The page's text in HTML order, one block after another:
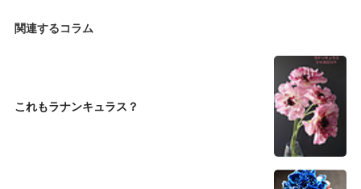
関連するコラム
これもラナンキュラス？